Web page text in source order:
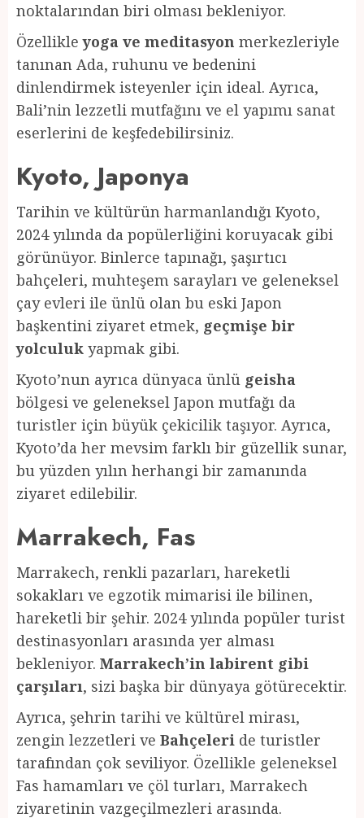
noktalarından biri olması bekleniyor.
Özellikleyoga ve meditasyon merkezleriyle
tanınan Ada, ruhunu ve bedenini
dinlendirmek isteyenler için ideal. Ayrıca,
Bali’nin lezzetli mutfağını ve el yapımı sanat
eserlerini de keşfedebilirsiniz.
Kyoto, Japonya
Tarihin ve kültürün harmanlandığı Kyoto,
2024 yılında da popülerliğini koruyacak gibi
görünüyor. Binlerce tapınağı, şaşırtıcı
bahçeleri, muhteşem sarayları ve geleneksel
çay evleri ile ünlü olan bu eski Japon
başkentini ziyaret etmek, geçmişe bir
yolculuk yapmak gibi.
Kyoto’nun ayrıca dünyaca ünlü geisha
bölgesi ve geleneksel Japon mutfağı da
turistler için büyük çekicilik taşıyor. Ayrıca,
Kyoto’da her mevsim farklı bir güzellik sunar,
bu yüzden yılın herhangi bir zamanında
ziyaret edilebilir.
Marrakech, Fas
Marrakech, renkli pazarları, hareketli
sokakları ve egzotik mimarisi ile bilinen,
hareketli bir şehir. 2024 yılında popüler turist
destinasyonları arasında yer alması
bekleniyor. Marrakech’in labirent gibi
çarşıları, sizi başka bir dünyaya götürecektir.
Ayrıca, şehrin tarihi ve kültürel mirası,
zengin lezzetleri ve Bahçeleri de turistler
tarafından çok seviliyor. Özellikle geleneksel
Fas hamamları ve çöl turları, Marrakech
ziyaretinin vazgeçilmezleri arasında.